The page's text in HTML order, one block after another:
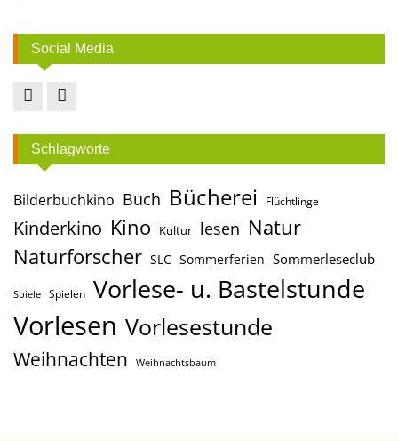
Social Media
Schlagworte
Bilderbuchkino Buch Bücherei Flüchtlinge
Kinderkino Kino Kultur lesen Natur
Naturforscher SLC Sommerferien Sommerleseclub
Spiele Spielen Vorlese- u. Bastelstunde
Vorlesen Vorlesestunde
Weihnachten Weihnachtsbaum